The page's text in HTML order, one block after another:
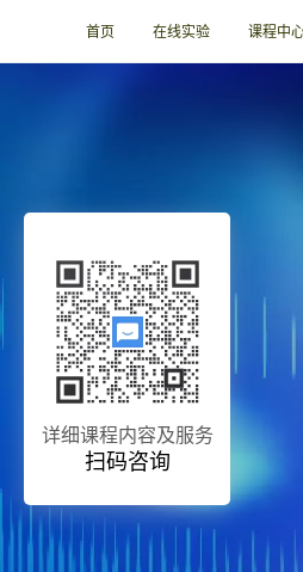
首页 在线实验 课程中
详细课程内容及服务
扫码咨询